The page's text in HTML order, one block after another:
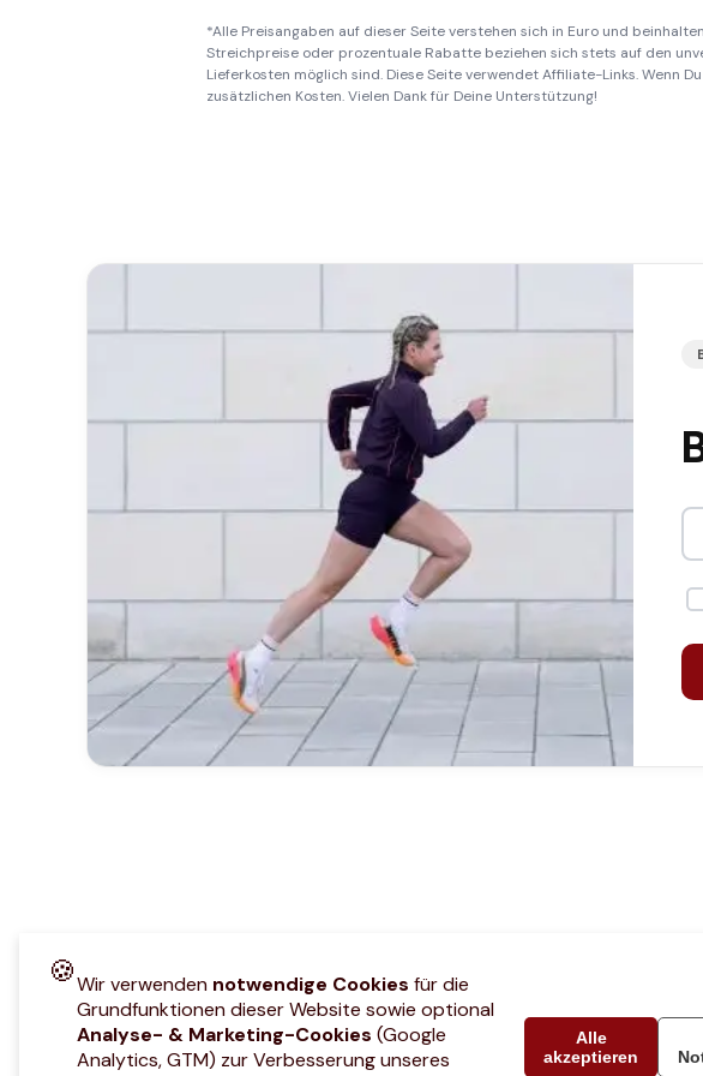
*Alle Preisangaben auf dieser Seite verstehen sich in Euro und
Streichpreise oder prozentuale Rabatte beziehen sich stets auf den
Lieferkosten möglich sind. Diese Seite verwendet Affiliate-Links. Wenn
zusätzlichen Kosten. Vielen Dank für Deine Unterstützung!
🍪Wir verwenden notwendige Cookies für die
Grundfunktionen dieser Website sowie optional
Analyse- & Marketing-Cookies (Google
Analytics, GTM) zur Verbesserung unseres
Alle
akzeptieren